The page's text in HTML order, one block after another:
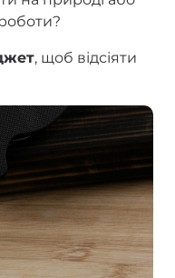
, щоб відсіяти